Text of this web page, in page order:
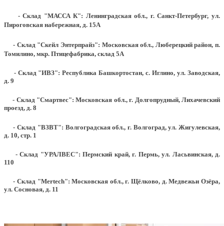
- Склад "МАССА К": Ленинградская обл., г. Санкт-Петербург, ул.
Пироговская набережная, д. 15А
- Склад "Скейл Энтерпрайз": Московская обл., Люберецкий район, п.
Томилино, мкр. Птицефабрика, склад 5А
- Склад "ИВЗ": Республика Башкортостан, с. Иглино, ул. Заводская,
д. 9
- Склад "Смартвес":Московская обл., г. Долгопрудный, Лихачевский
проезд, д. 8
- Склад "ВЗВТ": Волгоградская обл., г. Волгоград, ул. Жигулевская,
д. 10, стр. 1
- Склад "УРАЛВЕС": Пермский край, г. Пермь, ул. Ласьвинская, д.
110
- Склад "Mertech": Московская обл., г. Щёлково, д. Медвежьи Озёра,
ул. Сосновая, д. 11